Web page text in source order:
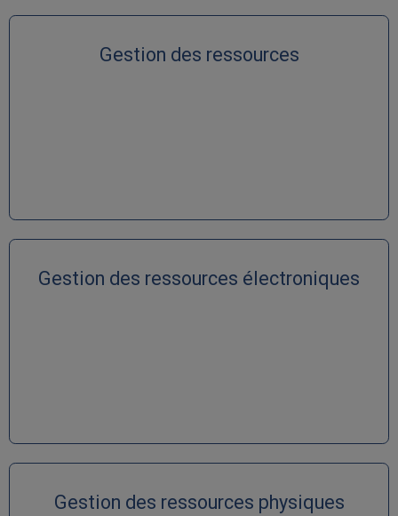
Gestion des ressources
Gestion des ressources électroniques
Gestion des ressources physiques